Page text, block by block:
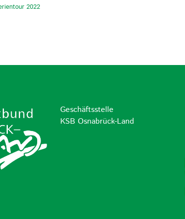
2022
Geschäftsstelle
KSB Osnabrück-Land